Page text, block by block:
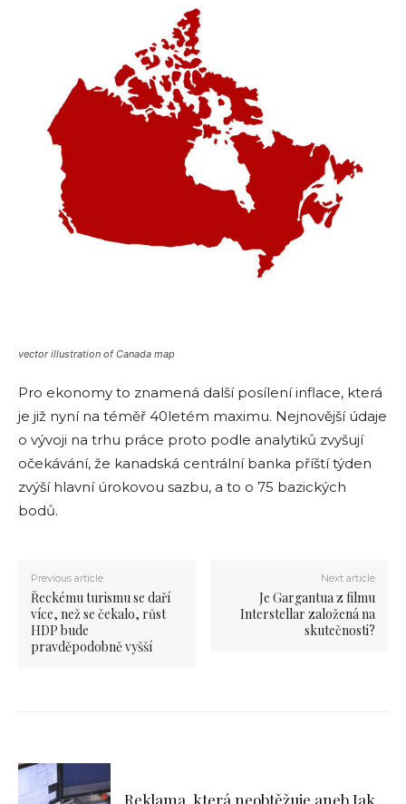
vector illustration of Canada map
Pro ekonomy to znamená další posílení inflace, která
je již nyní na téměř 40letém maximu. Nejnovější údaje
o vývoji na trhu práce proto podle analytiků zvyšují
očekávání, že kanadská centrální banka příští týden
zvýší hlavní úrokovou sazbu, a to o 75 bazických
bodů.
Previous article
Řeckému turismu se daří
více, než se čekalo, růst
HDP bude
pravděpodobně vyšší
Next article
Je Gargantua z filmu
Interstellar založená na
skutečnosti?
Reklama, která neobtěžuje aneb Jak